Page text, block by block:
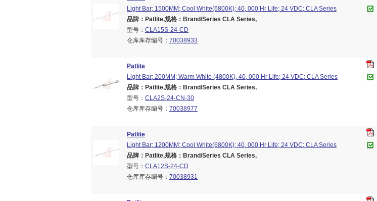
Light Bar; 1500MM; Cool White(6800K); 40, 000 Hr Life; 24 VDC; CLA Series
品牌：Patlite,规格：Brand/Series CLA Series,
型号： CLA15S-24-CD
仓库库存编号： 70038933
Patlite
Light Bar; 200MM; Warm White (4800K), 40, 000 Hr Life; 24 VDC; CLA Series
品牌：Patlite,规格：Brand/Series CLA Series,
型号： CLA2S-24-CN-30
仓库库存编号： 70038977
Patlite
Light Bar; 1200MM; Cool White(6800K); 40, 000 Hr Life; 24 VDC; CLA Series
品牌：Patlite,规格：Brand/Series CLA Series,
型号： CLA12S-24-CD
仓库库存编号： 70038931